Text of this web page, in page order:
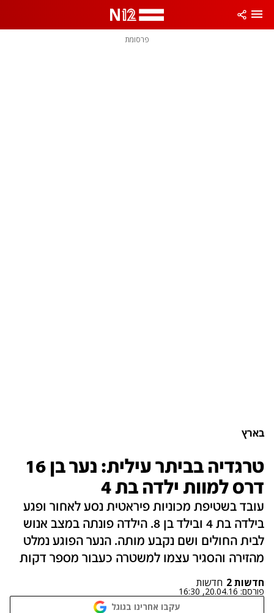
פרסומת
בארץ
טרגדיה בביתר עילית: נער בן 16
דרס למוות ילדה בת 4
עובד בשטיפת מכוניות פיראטית נסע לאחור ופגע
בילדה בת 4 ובילד בן 8. הילדה פונתה במצב אנוש
לבית החולים ושם נקבע מותה. הנער הפוגע נמלט
מהזירה והסגיר עצמו למשטרה כעבור מספר דקות
חדשות 2 חדשות
פורסם: 20.04.16, 16:30
עקבו אחרינו בגוגל